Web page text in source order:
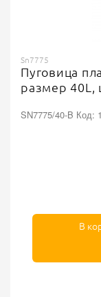
Sn7775
Пуговица
размер 40L,
SN7775/40-B Код:
В